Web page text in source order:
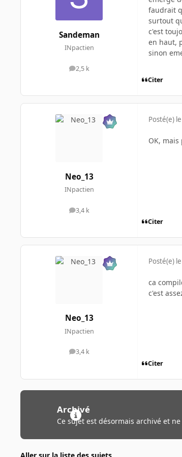
Sandeman
INpactien
2,5 k
messages
faudrait
surtout
c'est
en haut,
sinon
Citer
Neo_13
INpactien
3,4 k
messages
Posté(e)
OK,
Citer
Neo_13
INpactien
3,4 k
messages
Posté(e)
ca
c'est
Citer
Archivé
Ce sujet est désormais archivé et